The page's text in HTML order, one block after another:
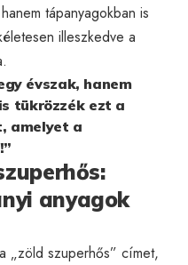
tápanyagokban is
illeszkedve a
évszak, hanem
tükrözzék ezt a
amelyet a
anyagok
„zöld szuperhős” címet,